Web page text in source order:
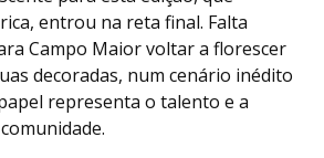
entrou na reta final. Falta
Campo Maior voltar a florescer
decoradas, num cenário inédito
representa o talento e a